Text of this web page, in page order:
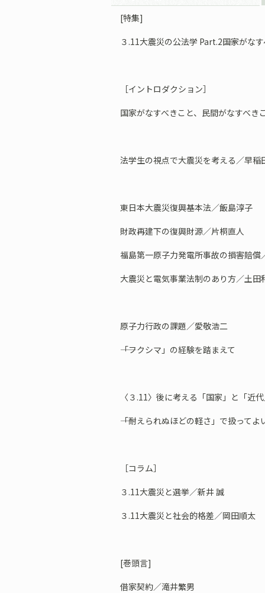
[特集]
３.11大震災の公法学 Part.2――国家がな
［イントロダクション］
国家がなすべきこと、民間がなすべき
法学生の視点で大震災を考える／早
東日本大震災復興基本法／飯島淳子
財政再建下の復興財源／片桐直人
福島第一原子力発電所事故の損害賠償
大震災と電気事業法制のあり方／土田
原子力行政の課題／愛敬浩二
――「フクシマ」の経験を踏まえて
〈３.11〉後に考える「国家」と「近
――「耐えられぬほどの軽さ」で扱ってよ
［コラム］
３.11大震災と選挙／新井 誠
３.11大震災と社会的格差／岡田順太
[巻頭言]
借家契約／滝井繁男